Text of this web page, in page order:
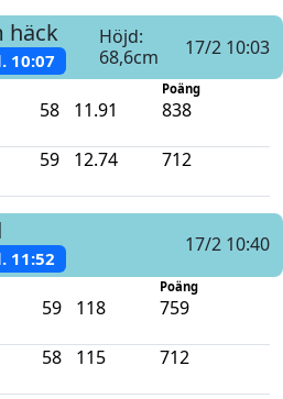
häck
10:07
Höjd:
68,6cm
17/2 10:03
Poäng
58 11.91 838
59 12.74 712
11:52
17/2 10:40
Poäng
59 118 759
58 115 712